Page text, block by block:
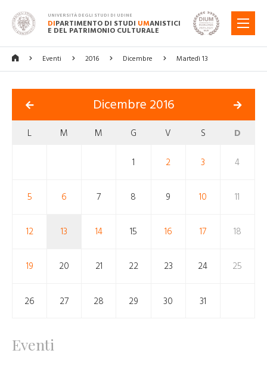
UNIVERSITÀ DEGLI STUDI DI UDINE
DIPARTIMENTO DI STUDI UMANISTICI
E DEL PATRIMONIO CULTURALE
MENU
Eventi 2016 Dicembre Martedì 13
Dicembre 2016
L M M G V S D
1 2 3 4
5 6 7 8 9 10 11
12 13 14 15 16 17 18
19 20 21 22 23 24 25
26 27 28 29 30 31
Eventi